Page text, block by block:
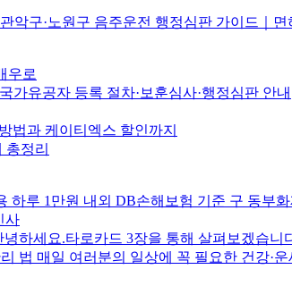
악구·노원구 음주운전 행정심판 가이드｜
우로
가유공자 등록 절차·보훈심사·행정심판 안내
법과 케이티엑스 할인까지
총정리
하루 1만원 내외 DB손해보험 기준 구 동부
사
하세요.타로카드 3장을 통해 살펴보겠습니
법 매일 여러분의 일상에 꼭 필요한 건강·운